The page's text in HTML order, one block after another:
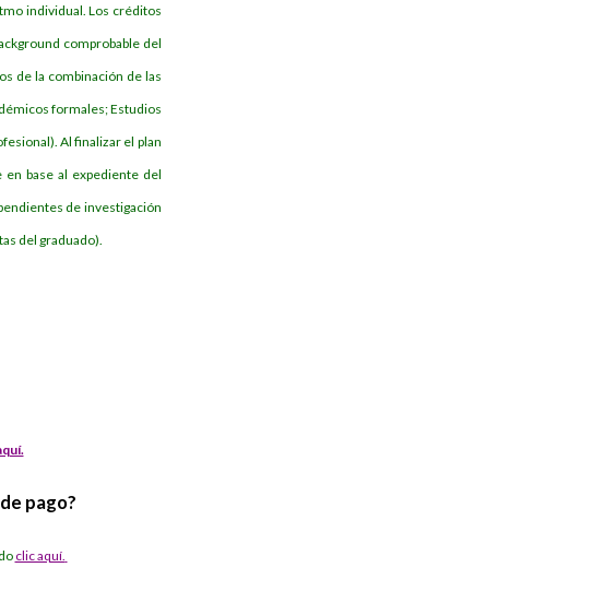
individual. Los créditos
comprobable del
de la combinación de las
formales; Estudios
Al finalizar el plan
base al expediente del
de investigación
del graduado).
pago?
clic aquí.